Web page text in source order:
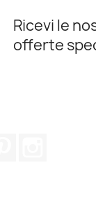
Ricevi le
offerte